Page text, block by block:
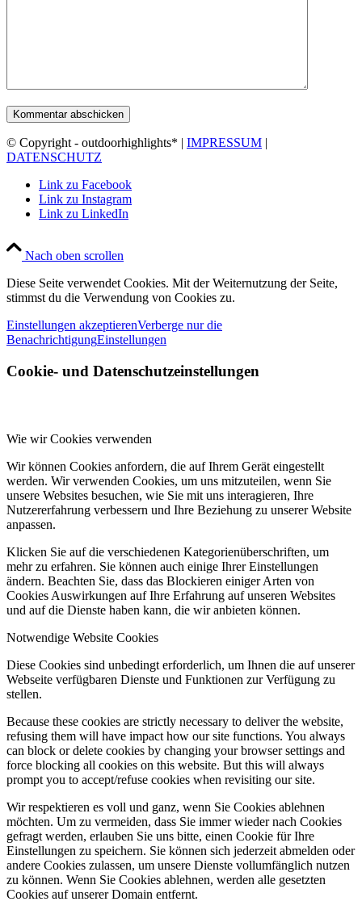
© Copyright - outdoorhighlights* | IMPRESSUM |
DATENSCHUTZ
Link zu Facebook
Link zu Instagram
Link zu LinkedIn
Nach oben scrollen
Diese Seite verwendet Cookies. Mit der Weiternutzung der Seite,
stimmst du die Verwendung von Cookies zu.
Einstellungen akzeptierenVerberge nur die
BenachrichtigungEinstellungen
Cookie- und Datenschutzeinstellungen
Wie wir Cookies verwenden
Wir können Cookies anfordern, die auf Ihrem Gerät eingestellt
werden. Wir verwenden Cookies, um uns mitzuteilen, wenn Sie
unsere Websites besuchen, wie Sie mit uns interagieren, Ihre
Nutzererfahrung verbessern und Ihre Beziehung zu unserer Website
anpassen.
Klicken Sie auf die verschiedenen Kategorienüberschriften, um
mehr zu erfahren. Sie können auch einige Ihrer Einstellungen
ändern. Beachten Sie, dass das Blockieren einiger Arten von
Cookies Auswirkungen auf Ihre Erfahrung auf unseren Websites
und auf die Dienste haben kann, die wir anbieten können.
Notwendige Website Cookies
Diese Cookies sind unbedingt erforderlich, um Ihnen die auf unserer
Webseite verfügbaren Dienste und Funktionen zur Verfügung zu
stellen.
Because these cookies are strictly necessary to deliver the website,
refusing them will have impact how our site functions. You always
can block or delete cookies by changing your browser settings and
force blocking all cookies on this website. But this will always
prompt you to accept/refuse cookies when revisiting our site.
Wir respektieren es voll und ganz, wenn Sie Cookies ablehnen
möchten. Um zu vermeiden, dass Sie immer wieder nach Cookies
gefragt werden, erlauben Sie uns bitte, einen Cookie für Ihre
Einstellungen zu speichern. Sie können sich jederzeit abmelden oder
andere Cookies zulassen, um unsere Dienste vollumfänglich nutzen
zu können. Wenn Sie Cookies ablehnen, werden alle gesetzten
Cookies auf unserer Domain entfernt.